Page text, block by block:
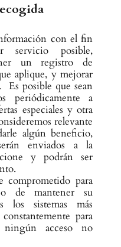
con el fin
servicio posible,
un registro de
aplique, y mejorar
Es posible que sean
periódicamente a
especiales y otra
relevante
algún beneficio,
enviados a la
y podrán ser
comprometido para
de mantener su
los sistemas más
para
ningún acceso no